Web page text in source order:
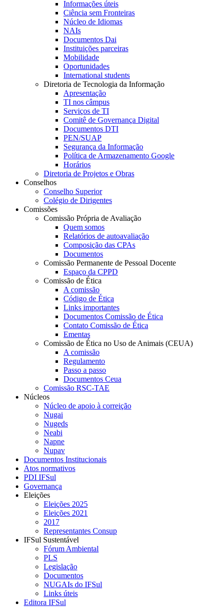
Informações úteis
Ciência sem Fronteiras
Núcleo de Idiomas
NAIs
Documentos Dai
Instituições parceiras
Mobilidade
Oportunidades
International students
Diretoria de Tecnologia da Informação
Apresentação
TI nos câmpus
Serviços de TI
Comitê de Governança Digital
Documentos DTI
PEN/SUAP
Segurança da Informação
Política de Armazenamento Google
Horários
Diretoria de Projetos e Obras
Conselhos
Conselho Superior
Colégio de Dirigentes
Comissões
Comissão Própria de Avaliação
Quem somos
Relatórios de autoavaliação
Composição das CPAs
Documentos
Comissão Permanente de Pessoal Docente
Espaço da CPPD
Comissão de Ética
A comissão
Código de Ética
Links importantes
Documentos Comissão de Ética
Contato Comissão de Ética
Ementas
Comissão de Ética no Uso de Animais (CEUA)
A comissão
Regulamento
Passo a passo
Documentos Ceua
Comissão RSC-TAE
Núcleos
Núcleo de apoio à correição
Nugai
Nugeds
Neabi
Napne
Nupav
Documentos Institucionais
Atos normativos
PDI IFSul
Governança
Eleições
Eleições 2025
Eleições 2021
2017
Representantes Consup
IFSul Sustentável
Fórum Ambiental
PLS
Legislação
Documentos
NUGAIs do IFSul
Links úteis
Editora IFSul